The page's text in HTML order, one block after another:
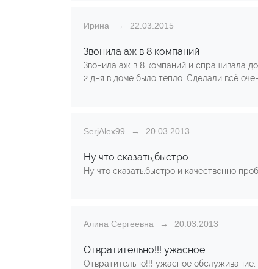
Ирина 22.03.2015
Звонила аж в 8 компаний
Звонила аж в 8 компаний и спрашивала
2 дня в доме было тепло. Сделали всё
SerjAlex99 20.03.2013
Ну что сказать,быстро
Ну что сказать,быстро и качественно
Алина Сергеевна 20.03.2013
Отвратительно!!! ужасное
Отвратительно!!! ужасное обслуживание,